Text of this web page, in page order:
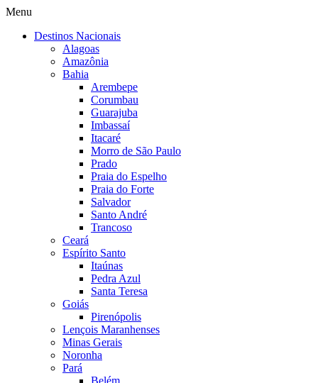
Menu
Destinos Nacionais
Alagoas
Amazônia
Bahia
Arembepe
Corumbau
Guarajuba
Imbassaí
Itacaré
Morro de São Paulo
Prado
Praia do Espelho
Praia do Forte
Salvador
Santo André
Trancoso
Ceará
Espírito Santo
Itaúnas
Pedra Azul
Santa Teresa
Goiás
Pirenópolis
Lençois Maranhenses
Minas Gerais
Noronha
Pará
Belém